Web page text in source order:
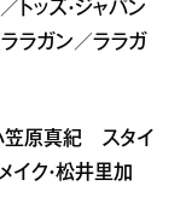
トッズ・ジャパン
ララガン／ララガ
笠原真紀 スタイ
イク・松井里加